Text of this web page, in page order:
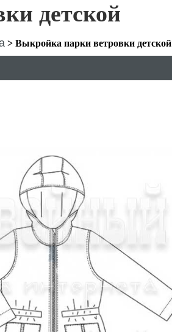
детской
> Выкройка парки ветровки детской